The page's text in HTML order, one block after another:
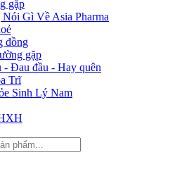
gặp
Gì Về Asia Pharma
đồng
gặp
- Đau đầu - Hay quên
Trĩ
Sinh Lý Nam